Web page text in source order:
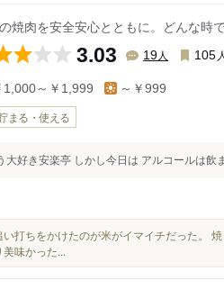
焼肉を安全安心とともに。どんな時
3.03 19人 105 人
1,000～￥1,999 ～￥999
まる・使える
大好き安楽亭 しかし今日は アルコールは飲
打ちをかけたのが米がイマイチだった。
味かった...